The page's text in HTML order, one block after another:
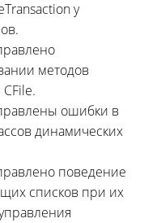
у
методов
ошибки в
динамических
поведение
списков при их